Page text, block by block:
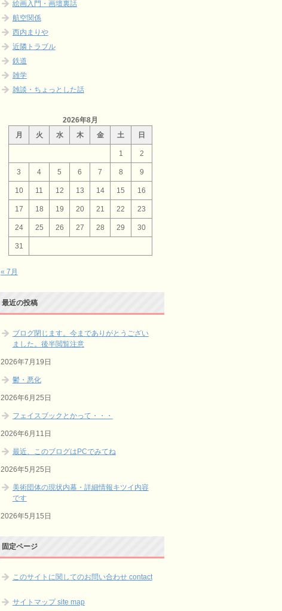
絵画入門・画壇裏話
航空関係
西内まりや
近隣トラブル
鉄道
雑学
雑談・ちょっとした話
2026年8月
月
火 水 木 金 土 日
1 2
3 4 5 6 7 8 9
10 11 12 13 14 15 16
17 18 19 20 21 22 23
24 25 26 27 28 29 30
31
« 7月
最近の投稿
ブログ閉じます。今までありがとうござい
ました。後半閲覧注意
2026年7月19日
鬱・悪化
2026年6月25日
フェイスブックとかって・・・
2026年6月11日
最近、このブログはPCでみてね
2026年5月25日
美術団体の現状内幕・詳細情報キツイ内容
です
2026年5月15日
固定ページ
このサイトに関してのお問い合わせ contact
サイトマップ site map